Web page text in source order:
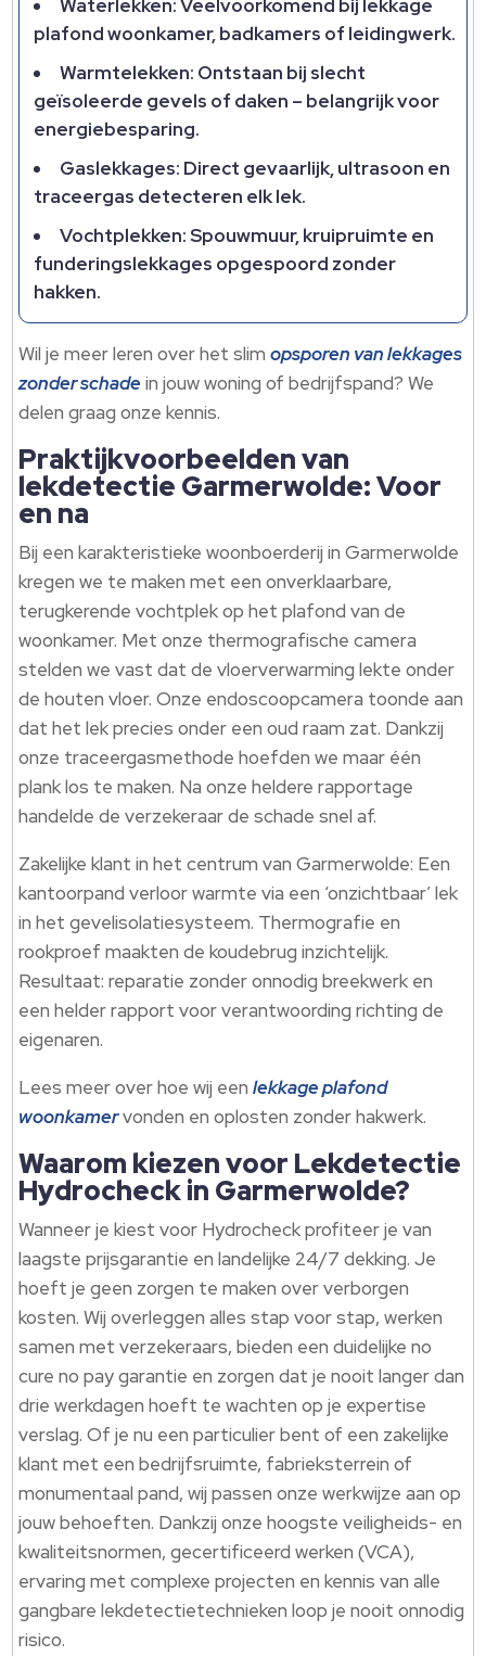
Waterlekken: Veelvoorkomend bij lekkage
plafond woonkamer, badkamers of leidingwerk.
Warmtelekken: Ontstaan bij slecht
geïsoleerde gevels of daken – belangrijk voor
energiebesparing.
Gaslekkages: Direct gevaarlijk, ultrasoon en
traceergas detecteren elk lek.
Vochtplekken: Spouwmuur, kruipruimte en
funderingslekkages opgespoord zonder
hakken.
Wil je meer leren over het slimopsporen van lekkages
zonder schade in jouw woning of bedrijfspand? We
delen graag onze kennis.
Praktijkvoorbeelden van
lekdetectie Garmerwolde: Voor
en na
Bij een karakteristieke woonboerderij in Garmerwolde
kregen we te maken met een onverklaarbare,
terugkerende vochtplek op het plafond van de
woonkamer. Met onze thermografische camera
stelden we vast dat de vloerverwarming lekte onder
de houten vloer. Onze endoscoopcamera toonde aan
dat het lek precies onder een oud raam zat. Dankzij
onze traceergasmethode hoefden we maar één
plank los te maken. Na onze heldere rapportage
handelde de verzekeraar de schade snel af.
Zakelijke klant in het centrum van Garmerwolde: Een
kantoorpand verloor warmte via een ‘onzichtbaar’ lek
in het gevelisolatiesysteem. Thermografie en
rookproef maakten de koudebrug inzichtelijk.
Resultaat: reparatie zonder onnodig breekwerk en
een helder rapport voor verantwoording richting de
eigenaren.
Lees meer over hoe wij eenlekkage plafond
woonkamervonden en oplosten zonder hakwerk.
Waarom kiezen voor Lekdetectie
Hydrocheck in Garmerwolde?
Wanneer je kiest voor Hydrocheck profiteer je van
laagste prijsgarantie en landelijke 24/7 dekking. Je
hoeft je geen zorgen te maken over verborgen
kosten. Wij overleggen alles stap voor stap, werken
samen met verzekeraars, bieden een duidelijke no
cure no pay garantie en zorgen dat je nooit langer dan
drie werkdagen hoeft te wachten op je expertise
verslag. Of je nu een particulier bent of een zakelijke
klant met een bedrijfsruimte, fabrieksterrein of
monumentaal pand, wij passen onze werkwijze aan op
jouw behoeften. Dankzij onze hoogste veiligheids- en
kwaliteitsnormen, gecertificeerd werken (VCA),
ervaring met complexe projecten en kennis van alle
gangbare lekdetectietechnieken loop je nooit onnodig
risico.